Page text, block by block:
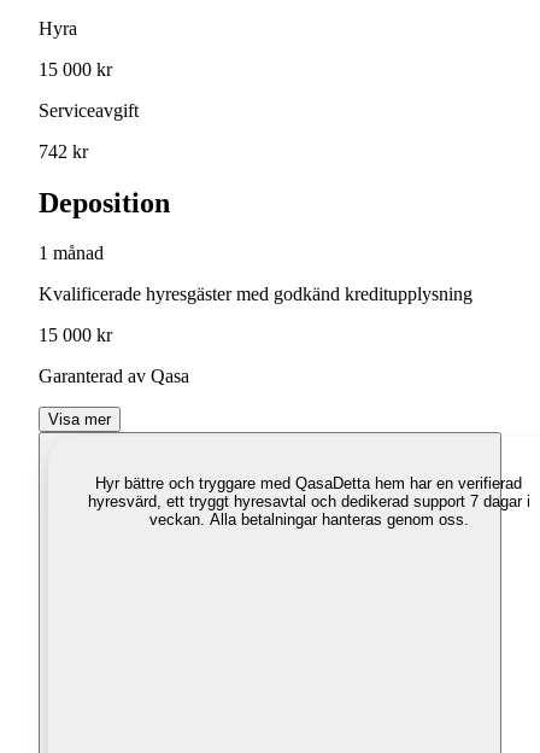
Hyra
15 000 kr
Serviceavgift
742 kr
Deposition
1 månad
Kvalificerade hyresgäster med godkänd kreditupplysning
15 000 kr
Garanterad av Qasa
Visa mer
Hyr bättre och tryggare med QasaDetta hem har en verifierad
hyresvärd, ett tryggt hyresavtal och dedikerad support 7 dagar i
veckan. Alla betalningar hanteras genom oss.